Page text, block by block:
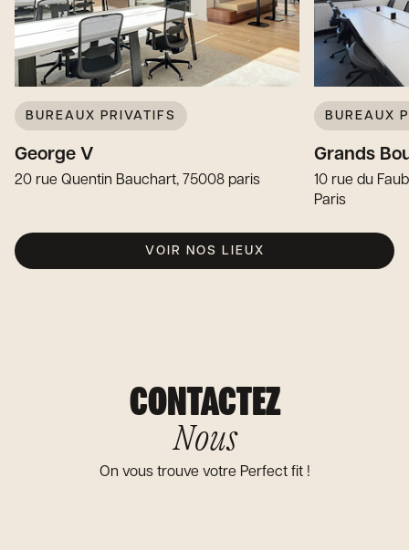
BUREAUX PRIVATIFS
George V
20 rue Quentin Bauchart, 75008 paris
BUREAUX
Grands
10 rue du
Paris
VOIR NOS LIEUX
CONTACTEZ
Nous
On vous trouve votre Perfect fit !